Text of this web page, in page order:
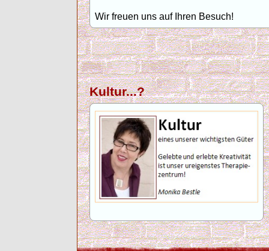
Wir freuen uns auf Ihren Besuch!
Kultur...?